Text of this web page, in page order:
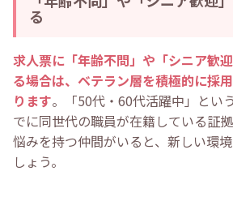
る
求人票に「年齢不問」や「シニア歓迎
る場合は、ベテラン層を積極的に採用
ります。「50代・60代活躍中」とい
でに同世代の職員が在籍している証拠
悩みを持つ仲間がいると、新しい環境
しょう。